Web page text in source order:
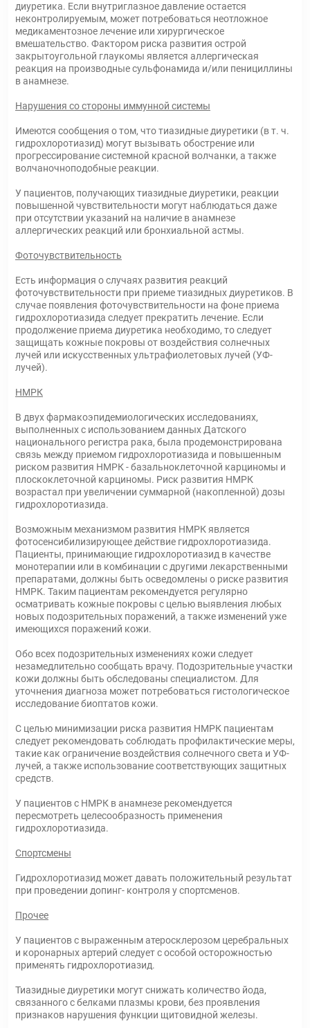
диуретика. Если внутриглазное давление остается
неконтролируемым, может потребоваться неотложное
медикаментозное лечение или хирургическое
вмешательство. Фактором риска развития острой
закрытоугольной глаукомы является аллергическая
реакция на производные сульфонамида и/или пенициллины
в анамнезе.
Нарушения со стороны иммунной системы
Имеются сообщения о том, что тиазидные диуретики (в т. ч.
гидрохлоротиазид) могут вызывать обострение или
прогрессирование системной красной волчанки, а также
волчаночноподобные реакции.
У пациентов, получающих тиазидные диуретики, реакции
повышенной чувствительности могут наблюдаться даже
при отсутствии указаний на наличие в анамнезе
аллергических реакций или бронхиальной астмы.
Фоточувствительность
Есть информация о случаях развития реакций
фоточувствительности при приеме тиазидных диуретиков. В
случае появления фоточувствительности на фоне приема
гидрохлоротиазида следует прекратить лечение. Если
продолжение приема диуретика необходимо, то следует
защищать кожные покровы от воздействия солнечных
лучей или искусственных ультрафиолетовых лучей (УФ-
лучей).
НМРК
В двух фармакоэпидемиологических исследованиях,
выполненных с использованием данных Датского
национального регистра рака, была продемонстрирована
связь между приемом гидрохлоротиазида и повышенным
риском развития НМРК - базальноклеточной карциномы и
плоскоклеточной карциномы. Риск развития НМРК
возрастал при увеличении суммарной (накопленной) дозы
гидрохлоротиазида.
Возможным механизмом развития НМРК является
фотосенсибилизирующее действие гидрохлоротиазида.
Пациенты, принимающие гидрохлоротиазид в качестве
монотерапии или в комбинации с другими лекарственными
препаратами, должны быть осведомлены о риске развития
НМРК. Таким пациентам рекомендуется регулярно
осматривать кожные покровы с целью выявления любых
новых подозрительных поражений, а также изменений уже
имеющихся поражений кожи.
Обо всех подозрительных изменениях кожи следует
незамедлительно сообщать врачу. Подозрительные участки
кожи должны быть обследованы специалистом. Для
уточнения диагноза может потребоваться гистологическое
исследование биоптатов кожи.
С целью минимизации риска развития НМРК пациентам
следует рекомендовать соблюдать профилактические меры,
такие как ограничение воздействия солнечного света и УФ-
лучей, а также использование соответствующих защитных
средств.
У пациентов с НМРК в анамнезе рекомендуется
пересмотреть целесообразность применения
гидрохлоротиазида.
Спортсмены
Гидрохлоротиазид может давать положительный результат
при проведении допинг- контроля у спортсменов.
Прочее
У пациентов с выраженным атеросклерозом церебральных
и коронарных артерий следует с особой осторожностью
применять гидрохлоротиазид.
Тиазидные диуретики могут снижать количество йода,
связанного с белками плазмы крови, без проявления
признаков нарушения функции щитовидной железы.